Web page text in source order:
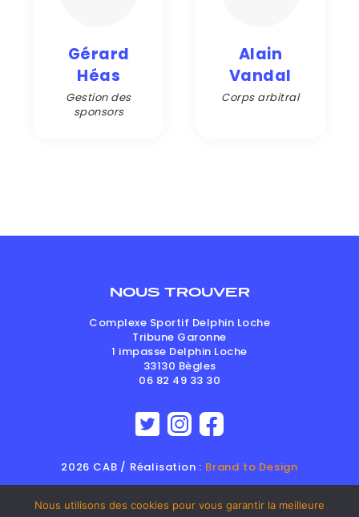
Gérard
Héas
Gestion des
sponsors
Alain
Vandal
Corps arbitral
NOUS TROUVER
Complexe Sportif Delphin Loche
Tribune Garonne
1 impasse Delphin Loche
33130 Bègles
06 82 49 33 30
2026 CAB / Réalisation : Brand to Design
Nous utilisons des cookies pour vous garantir la meilleure